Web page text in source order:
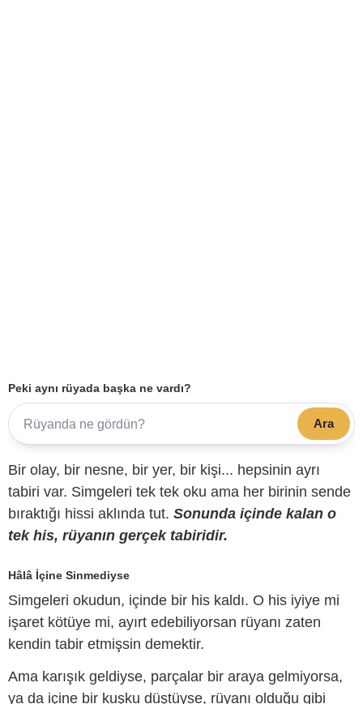
Peki aynı rüyada başka ne vardı?
Ara
Bir olay, bir nesne, bir yer, bir kişi... hepsinin ayrı
tabiri var. Simgeleri tek tek oku ama her birinin sende
bıraktığı hissi aklında tut. Sonunda içinde kalan o
tek his, rüyanın gerçek tabiridir.
Hâlâ İçine Sinmediyse
Simgeleri okudun, içinde bir his kaldı. O his iyiye mi
işaret kötüye mi, ayırt edebiliyorsan rüyanı zaten
kendin tabir etmişsin demektir.
Ama karışık geldiyse, parçalar bir araya gelmiyorsa,
ya da içine bir kuşku düştüyse, rüyanı olduğu gibi